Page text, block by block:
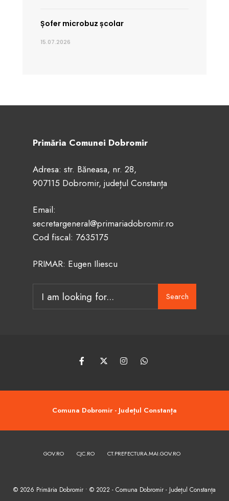
Șofer microbuz școlar
15.07.2026
Primăria Comunei Dobromir
Adresa: str. Băneasa, nr. 28,
907115 Dobromir, județul Constanța
Email:
secretargeneral@primariadobromir.ro
Cod fiscal: 7635175
PRIMAR: Eugen Iliescu
for:
Search
Comuna Dobromir - Județul Constanța
GOV.RO CJC.RO CT.PREFECTURA.MAI.GOV.RO
© 2026 Primăria Dobromir • © 2022 - Comuna Dobromir - Județul Constanța